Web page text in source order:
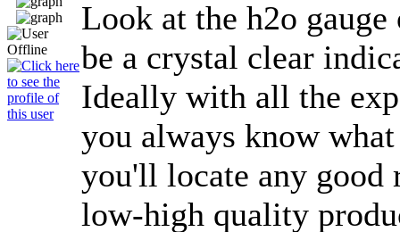
Look at the h2o
be a crystal clear
Ideally with all the
you always know
you'll locate any good
low-high quality